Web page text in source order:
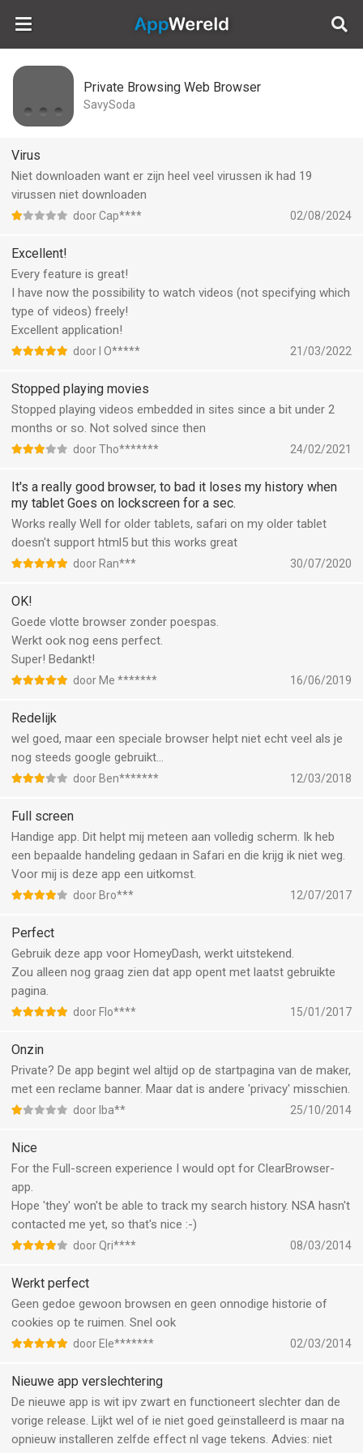
AppWereld
Private Browsing Web Browser
SavySoda
Virus
Niet downloaden want er zijn heel veel virussen ik had 19
virussen niet downloaden
door Cap**** 02/08/2024
Excellent!
Every feature is great!
I have now the possibility to watch videos (not specifying which
type of videos) freely!
Excellent application!
door I O***** 21/03/2022
Stopped playing movies
Stopped playing videos embedded in sites since a bit under 2
months or so. Not solved since then
door Tho******* 24/02/2021
It's a really good browser, to bad it loses my history when
my tablet Goes on lockscreen for a sec.
Works really Well for older tablets, safari on my older tablet
doesn't support html5 but this works great
door Ran*** 30/07/2020
OK!
Goede vlotte browser zonder poespas.
Werkt ook nog eens perfect.
Super! Bedankt!
door Me ******* 16/06/2019
Redelijk
wel goed, maar een speciale browser helpt niet echt veel als je
nog steeds google gebruikt...
door Ben******* 12/03/2018
Full screen
Handige app. Dit helpt mij meteen aan volledig scherm. Ik heb
een bepaalde handeling gedaan in Safari en die krijg ik niet weg.
Voor mij is deze app een uitkomst.
door Bro*** 12/07/2017
Perfect
Gebruik deze app voor HomeyDash, werkt uitstekend.
Zou alleen nog graag zien dat app opent met laatst gebruikte
pagina.
door Flo**** 15/01/2017
Onzin
Private? De app begint wel altijd op de startpagina van de maker,
met een reclame banner. Maar dat is andere 'privacy' misschien.
door Iba** 25/10/2014
Nice
For the Full-screen experience I would opt for ClearBrowser-
app.
Hope 'they' won't be able to track my search history. NSA hasn't
contacted me yet, so that's nice :-)
door Qri**** 08/03/2014
Werkt perfect
Geen gedoe gewoon browsen en geen onnodige historie of
cookies op te ruimen. Snel ook
door Ele******* 02/03/2014
Nieuwe app verslechtering
De nieuwe app is wit ipv zwart en functioneert slechter dan de
vorige release. Lijkt wel of ie niet goed geïnstalleerd is maar na
opnieuw installeren zelfde effect nl vage tekens. Advies: niet